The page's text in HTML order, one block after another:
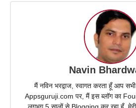
Navin
मैं नविन भरद्वाज, स्वागत करता हूँ आप
Appsguruji.com पर, मैं इस ब्लॉग का
लगभग 5 सालों से Blogging कर रहा हूँ,